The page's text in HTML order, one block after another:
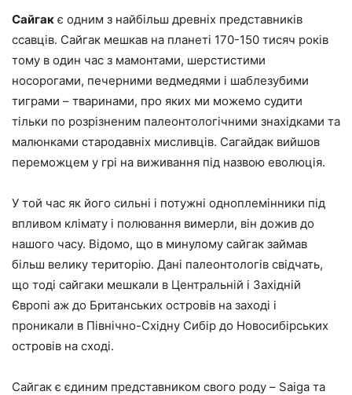
Сайгак є одним з найбільш древніх представників
ссавців. Сайгак мешкав на планеті 170-150 тисяч років
тому в один час з мамонтами, шерстистими
носорогами, печерними ведмедями і шаблезубими
тиграми – тваринами, про яких ми можемо судити
тільки по розрізненим палеонтологічними знахідками та
малюнками стародавніх мисливців. Сагайдак вийшов
переможцем у грі на виживання під назвою еволюція.
У той час як його сильні і потужні одноплемінники під
впливом клімату і полювання вимерли, він дожив до
нашого часу. Відомо, що в минулому сайгак займав
більш велику територію. Дані палеонтологів свідчать,
що тоді сайгаки мешкали в Центральній і Західній
Європі аж до Британських островів на заході і
проникали в Північно-Східну Сибір до Новосибірських
островів на сході.
Сайгак є єдиним представником свого роду – Saiga та